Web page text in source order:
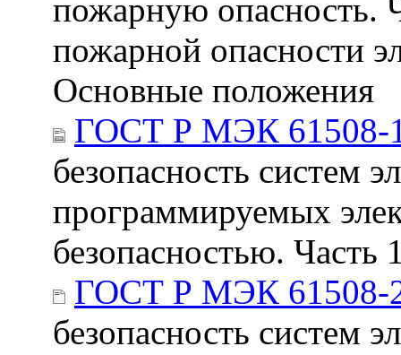
пожарную опасность.
пожарной опасности
Основные положения
ГОСТ Р МЭК 61508-
безопасность систем
программируемых
безопасностью.
ГОСТ Р МЭК 61508-
безопасность систем